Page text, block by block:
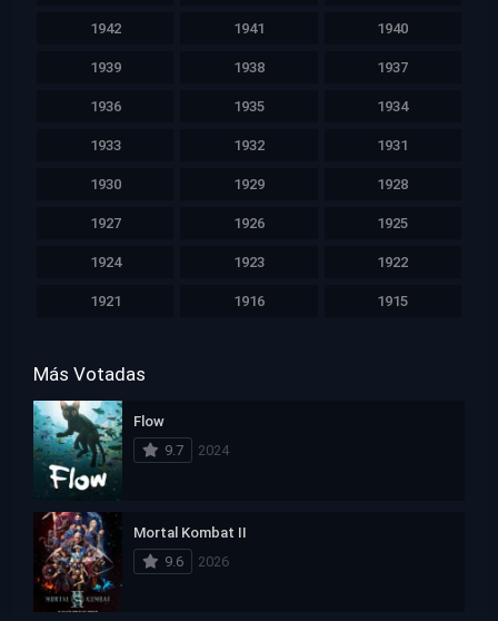
1942 1941 1940
1939 1938 1937
1936 1935 1934
1933 1932 1931
1930 1929 1928
1927 1926 1925
1924 1923 1922
1921 1916 1915
Más Votadas
Flow
9.7
2024
Mortal Kombat II
9.6
2026